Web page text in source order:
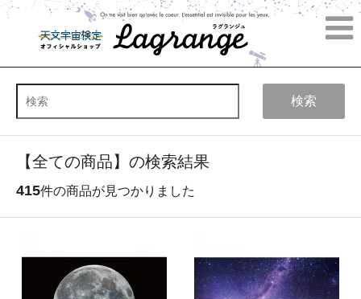
検索
【全ての商品】の検索結果
415件の商品が見つかりました